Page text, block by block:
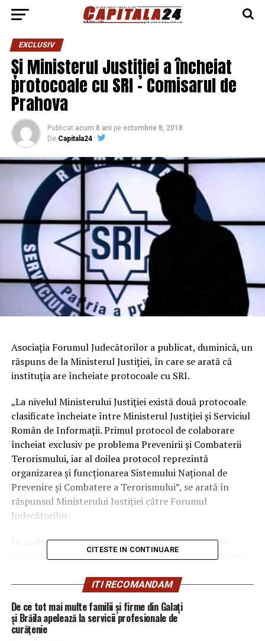
EXCLUSIV
Și Ministerul Justiției a încheiat
protocoale cu SRI – Comisarul de
Prahova
Publicat acum 8 ani pe octombrie 8, 2018
De Capitala24
Asociația Forumul Judecătorilor a publicat, duminică, un
răspuns de la Ministerul Justiției, în care se arată că
instituția are încheiate protocoale cu SRI.
„La nivelul Ministerului Justiţiei există două protocoale
clasificate încheiate între Ministerul Justiţiei şi Serviciul
Român de Informaţii. Primul protocol de colaborare
încheiat exclusiv pe problema Prevenirii şi Combaterii
Terorismului, iar al doilea protocol reprezintă
organizarea şi funcţionarea Sistemului Naţional de
Prevenire şi Combatere a Terorismului”, se arată în
răspunsul Ministerului Justiţiei către Forumul
Judecătorilor.
În același răspuns se precizează faptul că, având în
vedere caracterul nepublic al unor astfel de documente,
persoanelor”.
Momentan nu e clar în ce perioadă au fost semnate
protocoalele.
CITESTE IN CONTINUARE
ITI RECOMANDAM
De ce tot mai multe familii și firme din Galați
și Brăila apelează la servicii profesionale de
curățenie